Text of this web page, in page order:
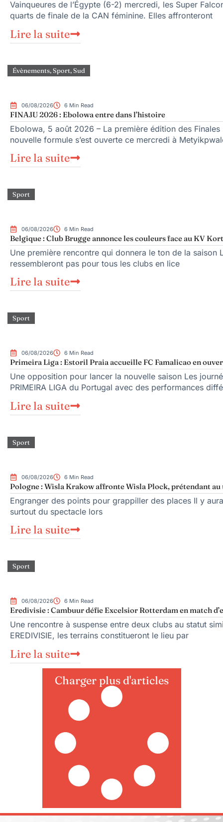
Vainqueures de l’Égypte (6-2) mercredi, les Super
quarts de finale de la CAN féminine. Elles affronteront
Lire la suite
Évènements,Sport,Sud
06/08/2026 6 Min Read
FINAJU 2026 : Ebolowa entre dans l’histoire
Ebolowa, 5 août 2026 – La première édition des
nouvelle formule s’est ouverte ce mercredi à
Lire la suite
Sport
06/08/2026 6 Min Read
Belgique : Club Brugge annonce les couleurs face au KV
Une première rencontre qui donnera le ton de la saison
ressembleront pas pour tous les clubs en lice
Lire la suite
Sport
06/08/2026 6 Min Read
Primeira Liga : Estoril Praia accueille FC Famalicao en
Une opposition pour lancer la nouvelle saison Les
PRIMEIRA LIGA du Portugal avec des performances
Lire la suite
Sport
06/08/2026 6 Min Read
Pologne : Wisla Krakow affronte Wisla Plock, prétendant
Engranger des points pour grappiller des places Il y
surtout du spectacle lors
Lire la suite
Sport
06/08/2026 6 Min Read
Eredivisie : Cambuur défie Excelsior Rotterdam en match
Une rencontre à suspense entre deux clubs au statut
EREDIVISIE, les terrains constitueront le lieu par
Lire la suite
Charger plus d'articles